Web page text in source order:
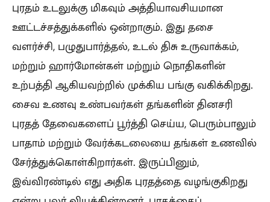
புரதம் உடலுக்கு மிகவும் அத்தியாவசியமான
ஊட்டச்சத்துக்களில் ஒன்றாகும். இது தசை
வளர்ச்சி, பழுதுபார்த்தல், உடல் திசு உருவாக்கம்,
மற்றும் ஹார்மோன்கள் மற்றும் நொதிகளின்
உற்பத்தி ஆகியவற்றில் முக்கிய பங்கு வகிக்கிறது.
சைவ உணவு உண்பவர்கள் தங்களின் தினசரி
புரதத் தேவைகளைப் பூர்த்தி செய்ய, பெரும்பாலும்
பாதாம் மற்றும் வேர்க்கடலையை தங்கள் உணவில்
சேர்த்துக்கொள்கிறார்கள். இருப்பினும்,
இவ்விரண்டில் எது அதிக புரதத்தை வழங்குகிறது